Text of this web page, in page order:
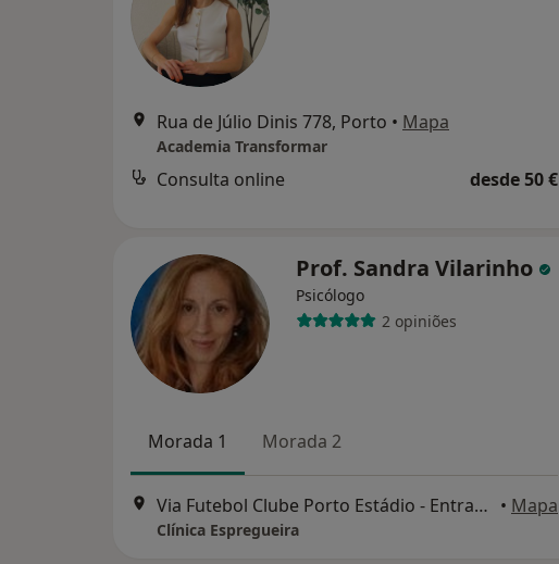
Rua de Júlio Dinis 778, Porto • Mapa
Academia Transformar
Consulta online desde 50 €
Prof. Sandra Vilarinho
Psicólogo
2 opiniões
Morada 1 Morada 2
Via Futebol Clube Porto Estádio - Entrada Nascente, piso -3, Porto • Mapa
Clínica Espregueira